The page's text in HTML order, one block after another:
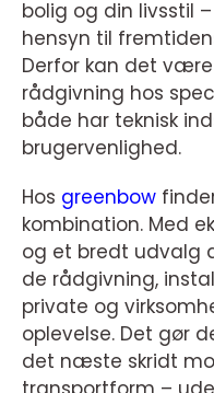
bolig og din livsstil
hensyn til
Derfor kan det
rådgivning hos
både har teknisk
brugervenlighed.
Hos greenbow
kombination. Med
og et bredt udvalg
de rådgivning,
private og
oplevelse. Det gør
det næste skridt